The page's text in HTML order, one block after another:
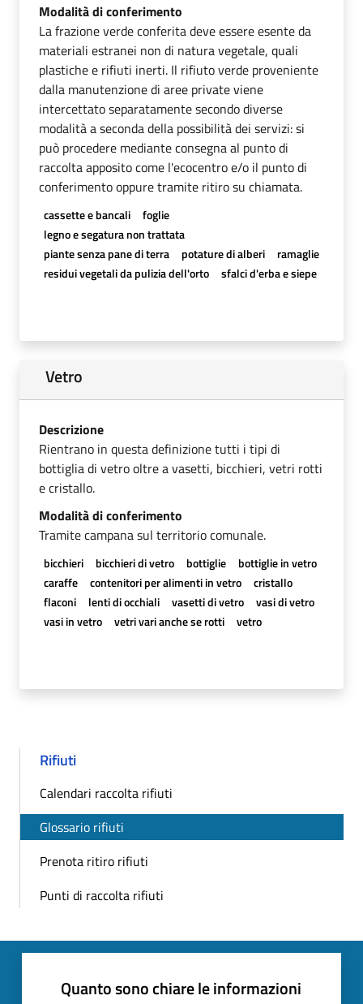
Modalità di conferimento
La frazione verde conferita deve essere esente da
materiali estranei non di natura vegetale, quali
plastiche e rifiuti inerti. Il rifiuto verde proveniente
dalla manutenzione di aree private viene
intercettato separatamente secondo diverse
modalità a seconda della possibilità dei servizi: si
può procedere mediante consegna al punto di
raccolta apposito come l'ecocentro e/o il punto di
conferimento oppure tramite ritiro su chiamata.
cassette e bancali
foglie
legno e segatura non trattata
piante senza pane di terra
potature di alberi
ramaglie
residui vegetali da pulizia dell'orto
sfalci d'erba e siepe
Vetro
Descrizione
Rientrano in questa definizione tutti i tipi di
bottiglia di vetro oltre a vasetti, bicchieri, vetri rotti
e cristallo.
Modalità di conferimento
Tramite campana sul territorio comunale.
bicchieri bicchieri di vetro bottiglie
bottiglie in vetro
caraffe
contenitori per alimenti in vetro
cristallo
flaconi
lenti di occhiali vasetti di vetro
vasi di vetro
vasi in vetro
vetri vari anche se rotti vetro
Rifiuti
Calendari raccolta rifiuti
Glossario rifiuti
Prenota ritiro rifiuti
Punti di raccolta rifiuti
Quanto sono chiare le informazioni